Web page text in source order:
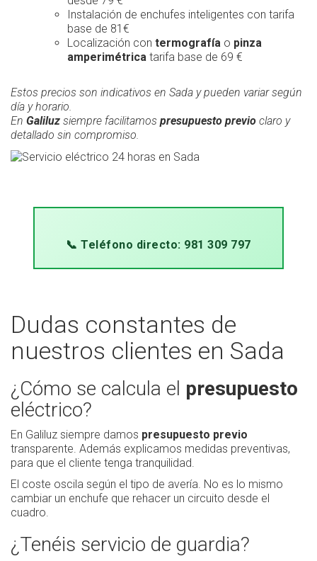
Instalación de enchufes inteligentes con tarifa
base de 81€
Localización con termografía o pinza
amperimétrica tarifa base de 69 €
Estos precios son indicativos en Sada y pueden variar según
día y horario.
En Galiluz siempre facilitamos presupuesto previo claro y
detallado sin compromiso.
📞 Teléfono directo: 981 309 797
Dudas constantes de
nuestros clientes en Sada
¿Cómo se calcula el presupuesto
eléctrico?
En Galiluz siempre damos presupuesto previo
transparente. Además explicamos medidas preventivas,
para que el cliente tenga tranquilidad.
El coste oscila según el tipo de avería. No es lo mismo
cambiar un enchufe que rehacer un circuito desde el
cuadro.
¿Tenéis servicio de guardia?